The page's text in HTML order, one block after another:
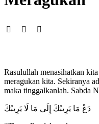
Rasulullah menasihatkan
meragukan kita. Sekiranya
maka tinggalkanlah. Sabda
دَعْ مَا يَرِيبُكَ إِلَى مَا لَا يَرِيبُكَ